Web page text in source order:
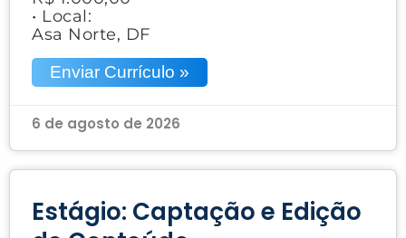
• Local:
Asa Norte, DF
Enviar Currículo »
6 de agosto de 2026
Estágio: Captação e Edição